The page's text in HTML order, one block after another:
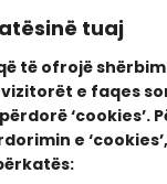
tuaj
të ofrojë
e faqes
‘cookies’.
e